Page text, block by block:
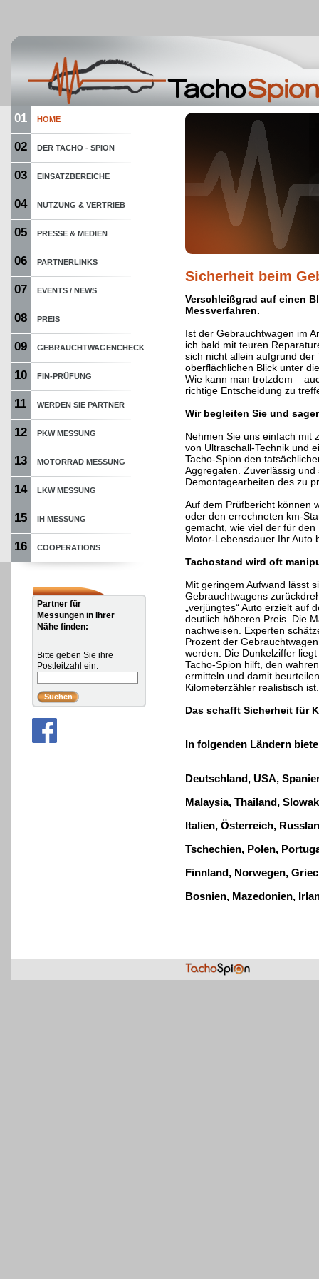
01 HOME
02 DER TACHO - SPION
03 EINSATZBEREICHE
04 NUTZUNG & VERTRIEB
05 PRESSE & MEDIEN
06 PARTNERLINKS
07 EVENTS / NEWS
08 PREIS
09 GEBRAUCHTWAGENCHECK
10 FIN-PRÜFUNG
11 WERDEN SIE PARTNER
12 PKW MESSUNG
13 MOTORRAD MESSUNG
14 LKW MESSUNG
15 IH MESSUNG
16 COOPERATIONS
Partner für
Messungen in Ihrer
Nähe finden:
Bitte geben Sie ihre
Postleitzahl ein:
Sicherheit beim
Verschleißgrad auf einen
Messverfahren.
Ist der Gebrauchtwagen im
ich bald mit teuren
sich nicht allein aufgrund der
oberflächlichen Blick unter
Wie kann man trotzdem –
richtige Entscheidung zu
Wir begleiten Sie und
Nehmen Sie uns einfach mit
von Ultraschall-Technik und
Tacho-Spion den
Aggregaten. Zuverlässig
Demontagearbeiten des zu
Auf dem Prüfbericht können
oder den errechneten km-
gemacht, wie viel der für
Motor-Lebensdauer Ihr Auto
Tachostand wird oft
Mit geringem Aufwand lässt
Gebrauchtwagens
„verjüngtes“ Auto erzielt auf
deutlich höheren Preis. Die
nachweisen. Experten
Prozent der
werden. Die Dunkelziffer
Tacho-Spion hilft, den
ermitteln und damit
Kilometerzähler realistisch ist.
Das schafft Sicherheit für
In folgenden Ländern
Deutschland, USA,
Malaysia, Thailand,
Italien, Österreich,
Tschechien, Polen,
Finnland, Norwegen,
Bosnien, Mazedonien,